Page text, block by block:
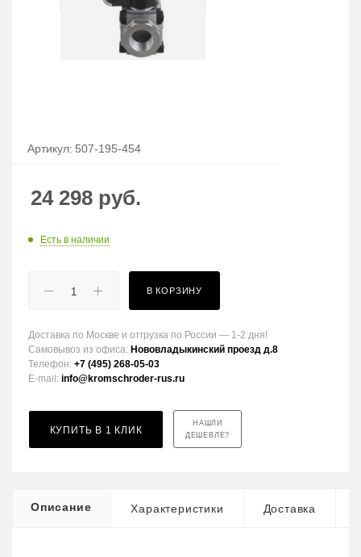
Артикул: 507-195-454
24 298 руб.
Есть в наличии
В КОРЗИНУ
Доставка по Москве и отгрузка по России — 1-2 дня!
Самовывоз из офиса: Нововладыкинский проезд д.8
Телефон: +7 (495) 268-05-03
E-mail: info@kromschroder-rus.ru
КУПИТЬ В 1 КЛИК
НАШЛИ
ДЕШЕВЛЕ?
Описание Характеристики Доставка